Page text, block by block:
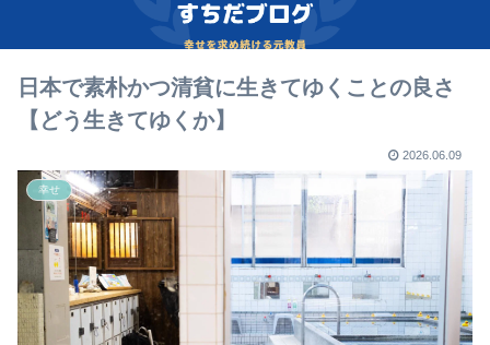
日本で素朴かつ清貧に生きてゆくことの良さ
【どう生きてゆくか】
2026.06.09
幸せ